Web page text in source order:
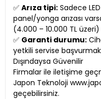
✅ Arıza tipi: Sadece
panel/yonga arızası
(4.000 – 10.000 TL üzeri)
✅ Garanti durumu:
yetkili servise başvurmak
Dışındaysa Güvenilir
Firmalar ile iletişime
Japon Teknoloji
geçebilirsiniz.